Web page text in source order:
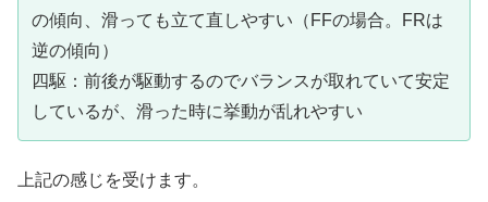
の傾向、滑っても立て直しやすい（FFの場合。FRは
逆の傾向）
四駆：前後が駆動するのでバランスが取れていて安定
しているが、滑った時に挙動が乱れやすい
上記の感じを受けます。